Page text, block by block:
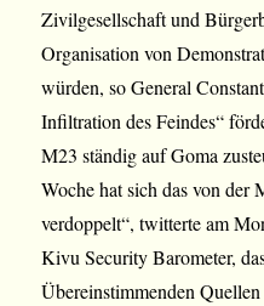
Zivilgesellschaft und
Organisation von
würden, so General
Infiltration des Feindes“
M23 ständig auf Goma
Woche hat sich das von der
verdoppelt“, twitterte am
Kivu Security Barometer,
Übereinstimmenden